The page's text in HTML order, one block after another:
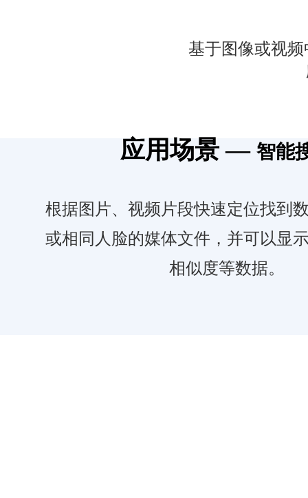
基于图像或视
应用场景 —智能
根据图片、视频片段快速定位找到
或相同人脸的媒体文件，并可以显
相似度等数据。